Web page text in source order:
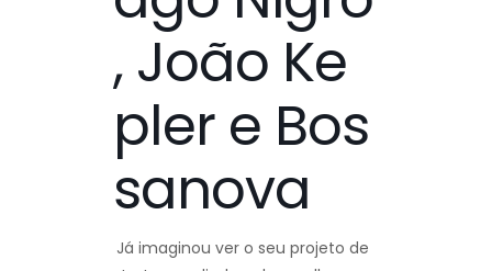
, João Ke
pler e Bos
sanova
Já imaginou ver o seu projeto de